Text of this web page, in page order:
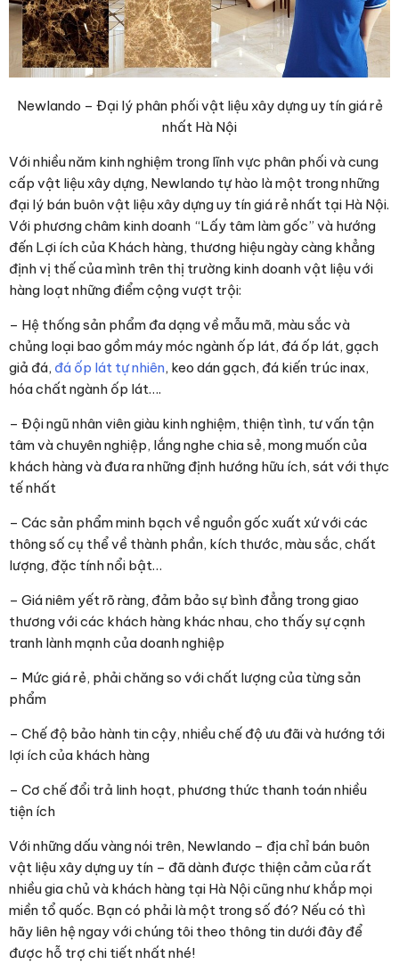
Newlando – Đại lý phân phối vật liệu xây dựng uy tín giá rẻ
nhất Hà Nội
Với nhiều năm kinh nghiệm trong lĩnh vực phân phối và cung
cấp vật liệu xây dựng, Newlando tự hào là một trong những
đại lý bán buôn vật liệu xây dựng uy tín giá rẻ nhất tại Hà Nội.
Với phương châm kinh doanh “Lấy tâm làm gốc” và hướng
đến Lợi ích của Khách hàng, thương hiệu ngày càng khẳng
định vị thế của mình trên thị trường kinh doanh vật liệu với
hàng loạt những điểm cộng vượt trội:
– Hệ thống sản phẩm đa dạng về mẫu mã, màu sắc và
chủng loại bao gồm máy móc ngành ốp lát, đá ốp lát, gạch
giả đá, đá ốp lát tự nhiên, keo dán gạch, đá kiến trúc inax,
hóa chất ngành ốp lát….
– Đội ngũ nhân viên giàu kinh nghiệm, thiện tình, tư vấn tận
tâm và chuyên nghiệp, lắng nghe chia sẻ, mong muốn của
khách hàng và đưa ra những định hướng hữu ích, sát với thực
tế nhất
– Các sản phẩm minh bạch về nguồn gốc xuất xứ với các
thông số cụ thể về thành phần, kích thước, màu sắc, chất
lượng, đặc tính nổi bật…
– Giá niêm yết rõ ràng, đảm bảo sự bình đẳng trong giao
thương với các khách hàng khác nhau, cho thấy sự cạnh
tranh lành mạnh của doanh nghiệp
– Mức giá rẻ, phải chăng so với chất lượng của từng sản
phẩm
– Chế độ bảo hành tin cậy, nhiều chế độ ưu đãi và hướng tới
lợi ích của khách hàng
– Cơ chế đổi trả linh hoạt, phương thức thanh toán nhiều
tiện ích
Với những dấu vàng nói trên, Newlando – địa chỉ bán buôn
vật liệu xây dựng uy tín – đã dành được thiện cảm của rất
nhiều gia chủ và khách hàng tại Hà Nội cũng như khắp mọi
miền tổ quốc. Bạn có phải là một trong số đó? Nếu có thì
hãy liên hệ ngay với chúng tôi theo thông tin dưới đây để
được hỗ trợ chi tiết nhất nhé!